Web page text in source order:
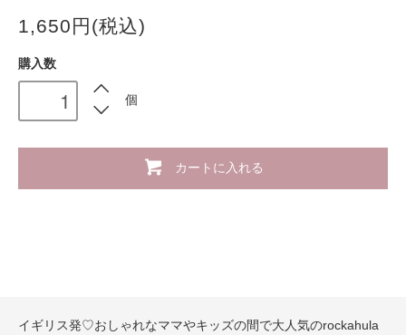
1,650円(税込)
購入数
個
カートに入れる
イギリス発♡おしゃれなママやキッズの間で大人気のrockahula